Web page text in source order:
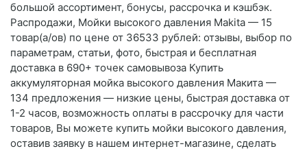
большой ассортимент, бонусы, рассрочка и кэшбэк.
Распродажи, Мойки высокого давления Makita — 15
товар(а/ов) по цене от 36533 рублей: отзывы, выбор по
параметрам, статьи, фото, быстрая и бесплатная
доставка в 690+ точек самовывоза Купить
аккумуляторная мойка высокого давления Макита —
134 предложения — низкие цены, быстрая доставка от
1-2 часов, возможность оплаты в рассрочку для части
товаров, Вы можете купить мойки высокого давления,
оставив заявку в нашем интернет-магазине, сделать